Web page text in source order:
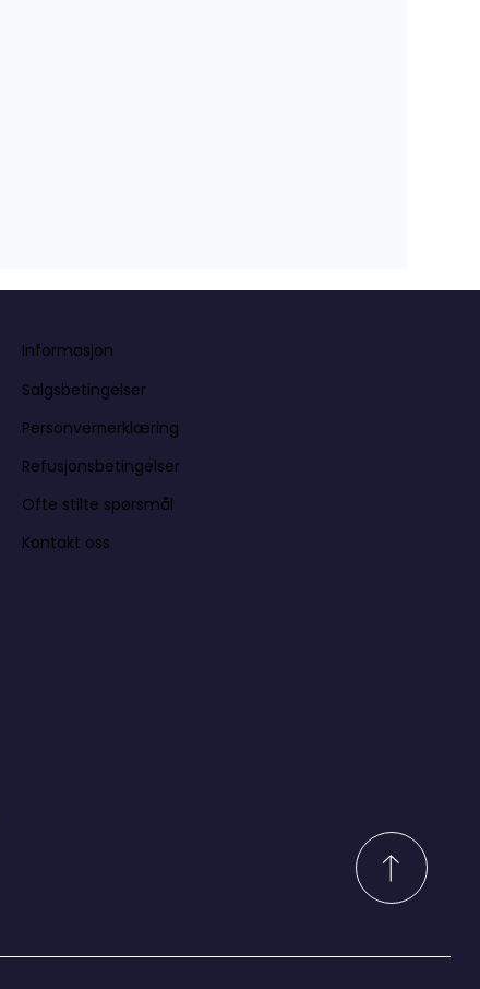
Informasjon
Salgsbetingelser
Personvernerklæring
Refusjonsbetingelser
Ofte stilte spørsmål
Kontakt oss